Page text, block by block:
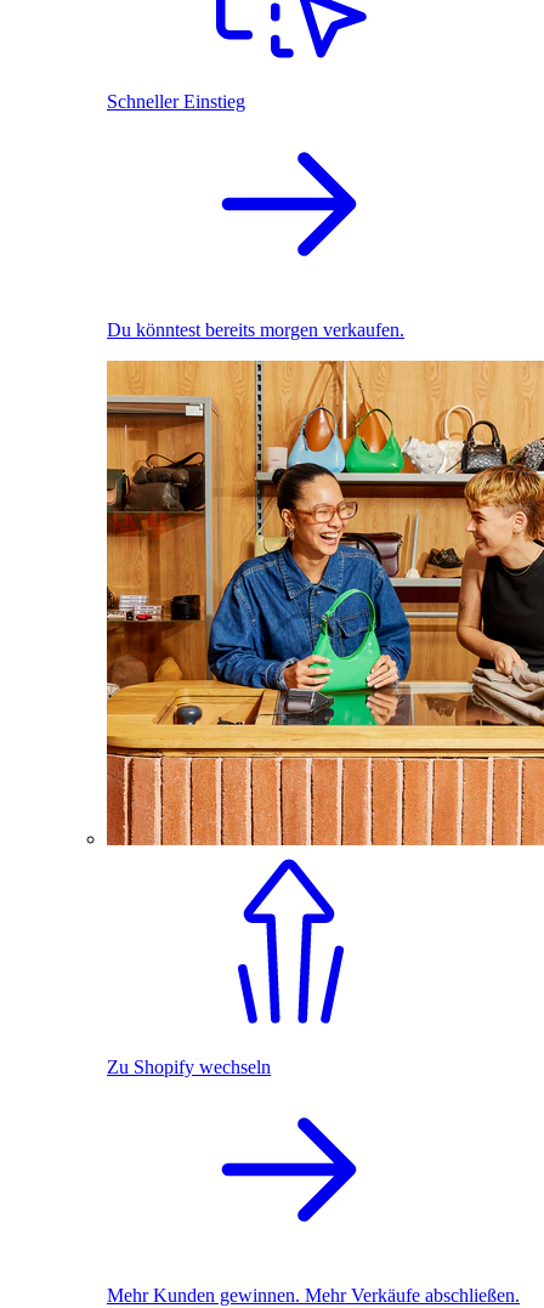
Schneller Einstieg
Du könntest bereits morgen verkaufen.
Zu Shopify wechseln
Mehr Kunden gewinnen. Mehr Verkäufe abschließen.